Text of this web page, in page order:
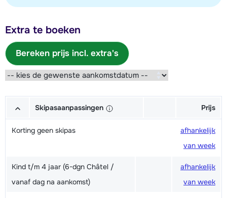
Extra te boeken
Bereken prijs incl. extra's
Skipasaanpassingen Prijs
Korting geen skipas
afhankelijk
van week
Kind t/m 4 jaar (6-dgn Châtel /
vanaf dag na aankomst)
afhankelijk
van week